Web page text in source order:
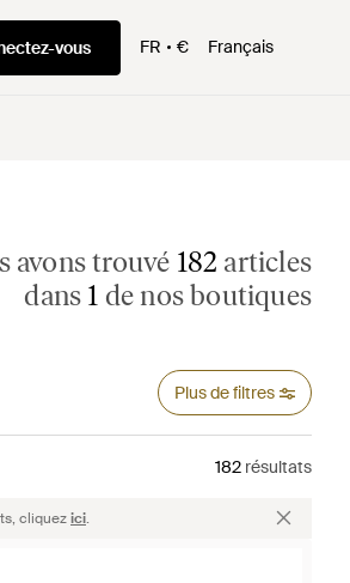
vous FR € Français
avons trouvé 182 articles
dans 1 de nos boutiques
Plus de filtres
182 résultats
cliquezici.